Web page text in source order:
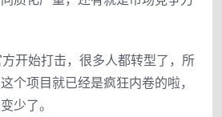
开始打击，很多人都转型了，所
个项目就已经是疯狂内卷的啦，
少了。